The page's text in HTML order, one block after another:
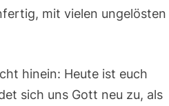
mit vielen ungelösten
hinein: Heute ist euch
sich uns Gott neu zu, als